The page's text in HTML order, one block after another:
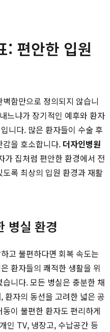
: 편안한 입원
함만으로 정의되지 않습니
느냐가 장기적인 예후와 환자
니다. 많은 환자들이 수술 후
을 호소합니다. 더자인병원
가 집처럼 편안한 환경에서 전
록 최상의 입원 환경과 재활
병실 환경
고 불편하다면 회복 속도는
환자들의 쾌적한 생활을 위
니다. 모든 병실은 충분한 채
환자의 동선을 고려한 넓은 공
이 불편한 환자도 편리하게
인 TV, 냉장고, 수납공간 등